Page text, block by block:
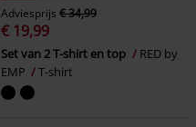
Adviesprijs € 34,99
€ 19,99
Set van 2 T-shirt en top
RED by
EMP
T-shirt